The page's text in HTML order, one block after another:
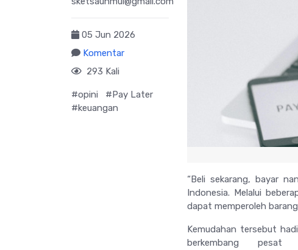
05 Jun 2026
Komentar
293 Kali
#opini
#Pay Later
#keuangan
“Beli sekarang, bayar
Indonesia. Melalui
dapat memperoleh
Kemudahan tersebut
berkembang